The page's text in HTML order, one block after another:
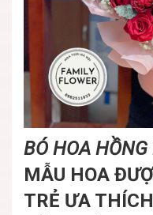
BÓ HOA
MẪU HOA
TRẺ ƯA